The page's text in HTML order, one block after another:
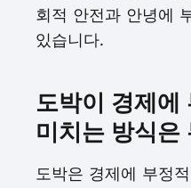
회적 안전과 안녕에
있습니다.
도박이 경제에
미치는 방식은
도박은 경제에 부정